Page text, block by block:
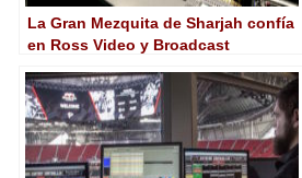
La Gran Mezquita de Sharjah confía
en Ross Video y Broadcast
de AV